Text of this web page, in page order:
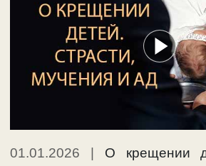
01.01.2026
О крещении